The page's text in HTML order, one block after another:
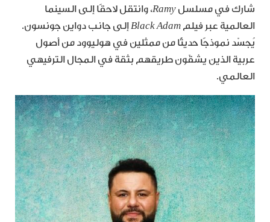
شارك في مسلسل Ramy، وانتقل لاحقًا إلى السينما
العالمية عبر فيلم Black Adamإلى جانب دواين جونسون.
يُجسّد نموذجًا حديثًا من ممثلين في هوليوود من أصول
عربية الذين يشقّون طريقهم بثقة في المجال الترفيهي
العالمي.